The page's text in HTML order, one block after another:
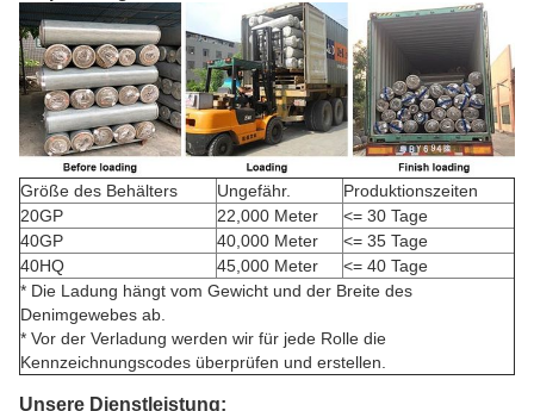
Größe des Behälters Ungefähr.
Produktionszeiten
20GP
22,000 Meter
<= 30 Tage
40GP
40,000 Meter
<= 35 Tage
40HQ
45,000 Meter
<= 40 Tage
* Die Ladung hängt vom Gewicht und der Breite des
Denimgewebes ab.
* Vor der Verladung werden wir für jede Rolle die
Kennzeichnungscodes überprüfen und erstellen.
Unsere Dienstleistung: